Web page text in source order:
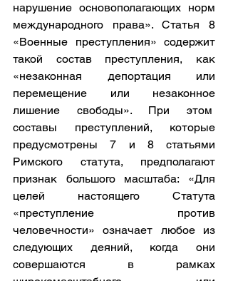
нарушение основополагающих норм
международного права». Статья 8
«Военные преступления» содержит
такой состав преступления, как
«незаконная депортация или
перемещение или незаконное
лишение свободы». При этом
составы преступлений, которые
предусмотрены 7 и 8 статьями
Римского статута, предполагают
признак большого масштаба: «Для
целей настоящего Статута
«преступление против
человечности» означает любое из
следующих деяний, когда они
совершаются в рамках